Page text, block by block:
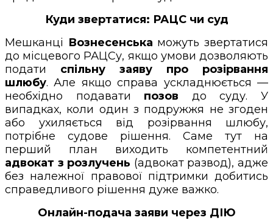
Куди звертатися: РАЦС чи суд
Мешканці Вознесенська можуть звертатися
до місцевого РАЦСу, якщо умови дозволяють
подати спільну заяву про розірвання
шлюбу. Але якщо справа ускладнюється —
необхідно подавати позов до суду. У
випадках, коли один з подружжя не згоден
або ухиляється від розірвання шлюбу,
потрібне судове рішення. Саме тут на
перший план виходить компетентний
адвокат з розлучень (адвокат развод), адже
без належної правової підтримки добитись
справедливого рішення дуже важко.
Онлайн-подача заяви через ДІЮ